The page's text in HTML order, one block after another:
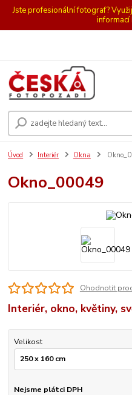
Jste profesionální fotograf?
informací
Úvod Interiér Okna
Okno_00049
Ohodnotit
Interiér, okno, květiny,
Velikost
Nejsme plátci DPH